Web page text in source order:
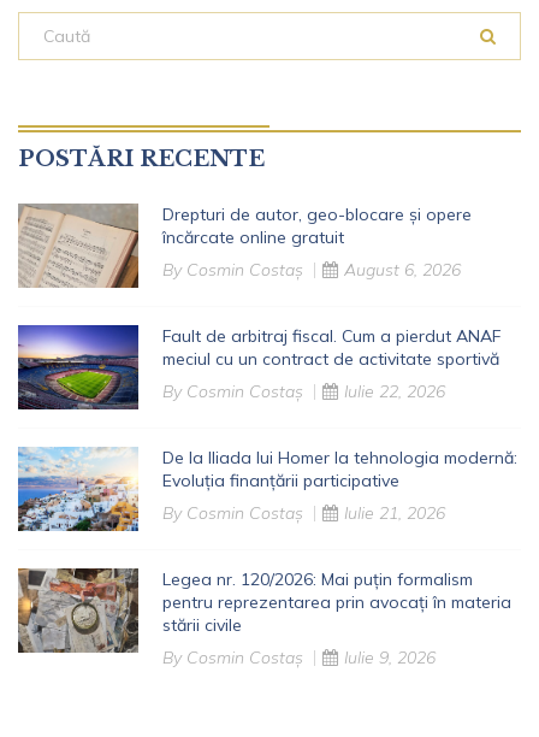
POSTĂRI RECENTE
Drepturi de autor, geo-blocare și opere
încărcate online gratuit
By Cosmin Costaș August 6, 2026
Fault de arbitraj fiscal. Cum a pierdut ANAF
meciul cu un contract de activitate sportivă
By Cosmin Costaș Iulie 22, 2026
De la Iliada lui Homer la tehnologia modernă:
Evoluția finanțării participative
By Cosmin Costaș Iulie 21, 2026
Legea nr. 120/2026: Mai puțin formalism
pentru reprezentarea prin avocați în materia
stării civile
By Cosmin Costaș Iulie 9, 2026